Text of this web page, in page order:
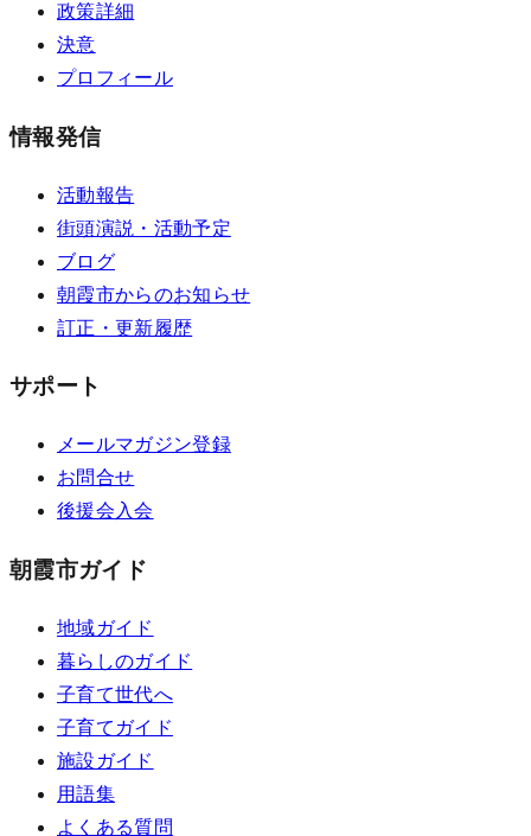
政策詳細
決意
プロフィール
情報発信
活動報告
街頭演説・活動予定
ブログ
朝霞市からのお知らせ
訂正・更新履歴
サポート
メールマガジン登録
お問合せ
後援会入会
朝霞市ガイド
地域ガイド
暮らしのガイド
子育て世代へ
子育てガイド
施設ガイド
用語集
よくある質問